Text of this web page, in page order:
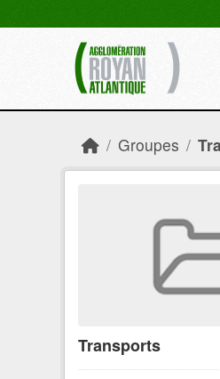
Groupes
Transports